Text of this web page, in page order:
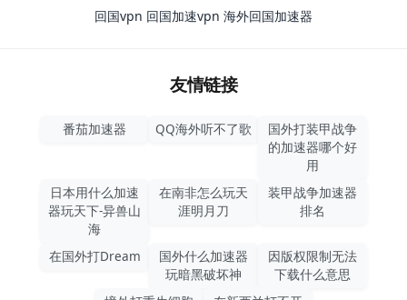
回国vpn 回国加速vpn 海外回国加速器
友情链接
番茄加速器 QQ海外听不了歌
国外打装甲战争
的加速器哪个好
用
日本用什么加速
器玩天下-异兽山
海
在南非怎么玩天
涯明月刀
装甲战争加速器
排名
在国外打Dream
国外什么加速器
玩暗黑破坏神
因版权限制无法
下载什么意思